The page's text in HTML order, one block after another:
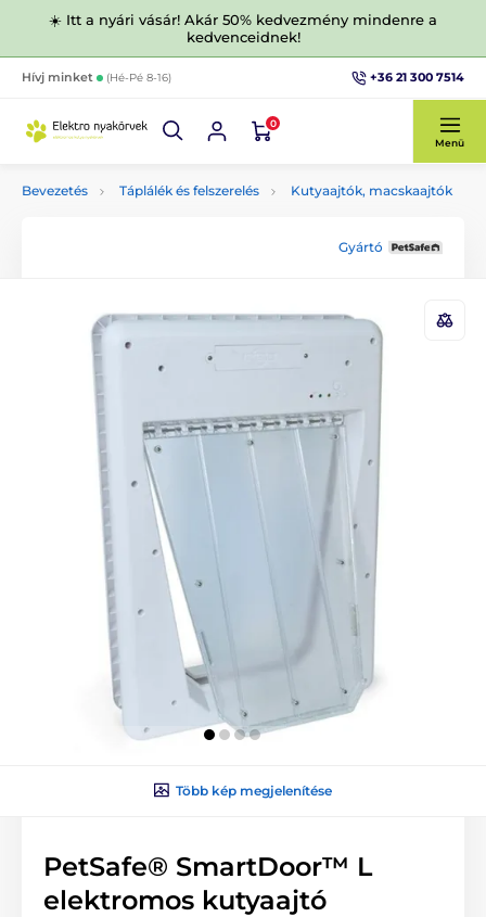
☀️ Itt a nyári vásár! Akár 50% kedvezmény mindenre a
kedvenceidnek!
Hívj minket (Hé-Pé 8-16) +36 21 300 7514
0
Menü
Bevezetés Táplálék és felszerelés Kutyaajtók, macskaajtók
Gyártó
Több kép megjelenítése
PetSafe® SmartDoor™ L
elektromos kutyaajtó